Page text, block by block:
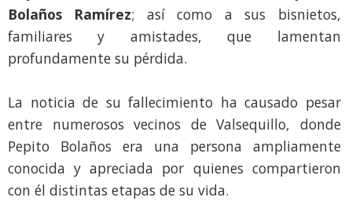
Bolaños Ramírez; así como a sus bisnietos,
familiares y amistades, que lamentan
profundamente su pérdida.
La noticia de su fallecimiento ha causado pesar
entre numerosos vecinos de Valsequillo, donde
Pepito Bolaños era una persona ampliamente
conocida y apreciada por quienes compartieron
con él distintas etapas de su vida.